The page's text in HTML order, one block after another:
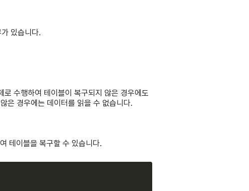
있습니다.
수행하여 테이블이 복구되지 않은 경우에도
은 경우에는 데이터를 읽을 수 없습니다.
테이블을 복구할 수 있습니다.